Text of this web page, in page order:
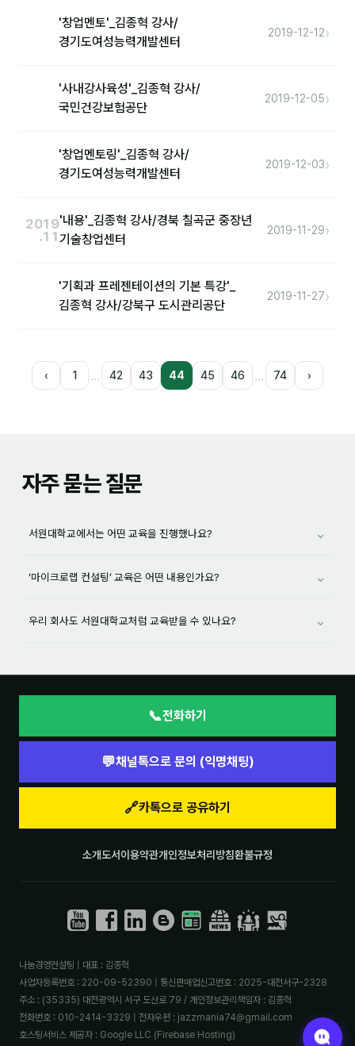
'창업멘토'_김종혁 강사/
경기도여성능력개발센터
2019-12-12›
'사내강사육성'_김종혁 강사/
국민건강보험공단
2019-12-05›
'창업멘토링'_김종혁 강사/
경기도여성능력개발센터
2019-12-03›
2019
.11
'내용'_김종혁 강사/경북 칠곡군 중장년
기술창업센터
2019-11-29›
'기획과 프레젠테이션의 기본 특강'_
김종혁 강사/강북구 도시관리공단
2019-11-27›
‹ 1 … 42 43 44 45 46 … 74 ›
자주 묻는 질문
서원대학교에서는 어떤 교육을 진행했나요? ⌄
‘마이크로랩 컨설팅’ 교육은 어떤 내용인가요? ⌄
우리 회사도 서원대학교처럼 교육받을 수 있나요? ⌄
📞전화하기
💬채널톡으로 문의 (익명채팅)
🔗카톡으로 공유하기
소개도서이용약관개인정보처리방침환불규정
나눔경영컨설팅 | 대표 : 김종혁
사업자등록번호 : 220-09-52390 | 통신판매업신고번호 : 2025-대전서구-2328
주소 : (35335) 대전광역시 서구 도산로 79 / 개인정보관리책임자 : 김종혁
전화번호 : 010-2414-3329 | 전자우편 : jazzmania74@gmail.com
호스팅서비스 제공자 : Google LLC (Firebase Hosting)